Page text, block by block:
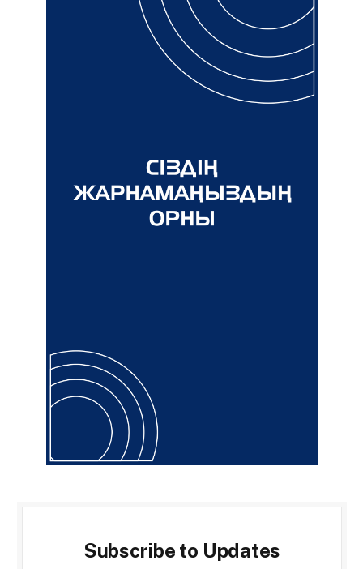
Subscribe to Updates